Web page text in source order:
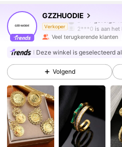
GZZHUODIE
Verkoper 2***0 is aan het
4.85
24K
4.85 24K Volgers
4.85 24K Volgers
4.85 24K
Veel terugkerende klanten
Deze winkel is geselecteerd
Volgend